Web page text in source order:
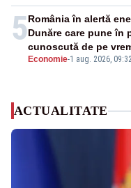
5
Economie-1 aug. 2026,
România în alertă
Dunăre care pune în
cunoscută de pe
ACTUALITATE